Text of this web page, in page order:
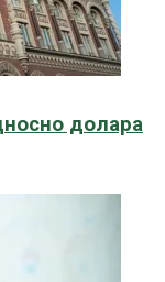
долара